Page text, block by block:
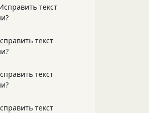
текст
текст
текст
текст